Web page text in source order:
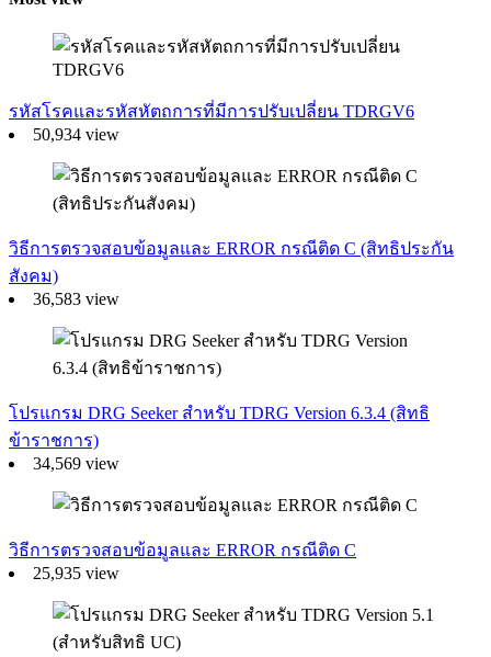
รหัสโรคและรหัสหัตถการที่มีการปรับเปลี่ยน TDRGV6
50,934 view
วิธีการตรวจสอบข้อมูลและ ERROR กรณีติด C (สิทธิประกัน
สังคม)
36,583 view
โปรแกรม DRG Seeker สำหรับ TDRG Version 6.3.4 (สิทธิ
ข้าราชการ)
34,569 view
วิธีการตรวจสอบข้อมูลและ ERROR กรณีติด C
25,935 view